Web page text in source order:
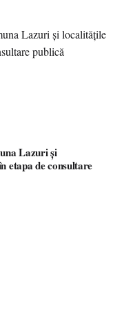
Lazuri și
etapa de consultare